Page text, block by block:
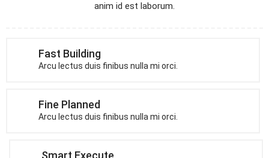
anim id est laborum.
Fast Building
Arcu lectus duis finibus nulla mi orci.
Fine Planned
Arcu lectus duis finibus nulla mi orci.
Smart Execute